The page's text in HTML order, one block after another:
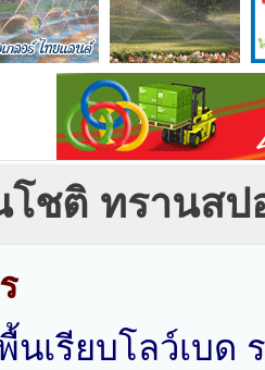
ชติ ทรานสป
นเรียบโลว์เบ